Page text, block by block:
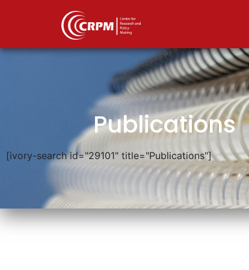
Publications
[ivory-search id="29101" title="Publications"]